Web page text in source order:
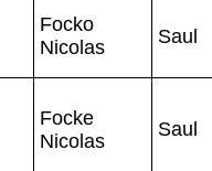
Focko
Nicolas
Saul
Focke
Nicolas
Saul